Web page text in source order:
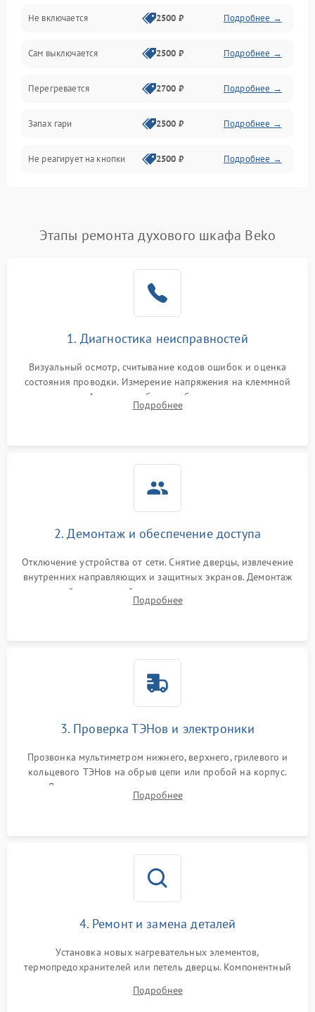
Не включается 2500 ₽ Подробнее →
Сам выключается 2500 ₽ Подробнее →
Перегревается 2700 ₽ Подробнее →
Запах гари 2500 ₽ Подробнее →
Не реагирует на кнопки 2500 ₽ Подробнее →
Этапы ремонта духового шкафа Beko
1. Диагностика неисправностей
Визуальный осмотр, считывание кодов ошибок и оценка
состояния проводки. Измерение напряжения на клеммной
колодке. Анализ жалоб на проблемы с нагревом,
конвекцией, панелью управления или блокировкой дверцы.
Подробнее
2. Демонтаж и обеспечение доступа
Отключение устройства от сети. Снятие дверцы, извлечение
внутренних направляющих и защитных экранов. Демонтаж
задней или верхней панели для прямого доступа к
нагревательным элементам, плате и вентиляторам.
Подробнее
3. Проверка ТЭНов и электроники
Прозвонка мультиметром нижнего, верхнего, грилевого и
кольцевого ТЭНов на обрыв цепи или пробой на корпус.
Диагностика термостата, датчиков температуры,
переключателя режимов и мотора конвекции.
Подробнее
4. Ремонт и замена деталей
Установка новых нагревательных элементов,
термопредохранителей или петель дверцы. Компонентный
выгоревших реле, восстановление контактов и замена
Подробнее